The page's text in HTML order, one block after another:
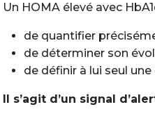
Un HOMA élevé avec
de quantifier
de déterminer son
de définir à lui seul
Il s’agit d’un signal